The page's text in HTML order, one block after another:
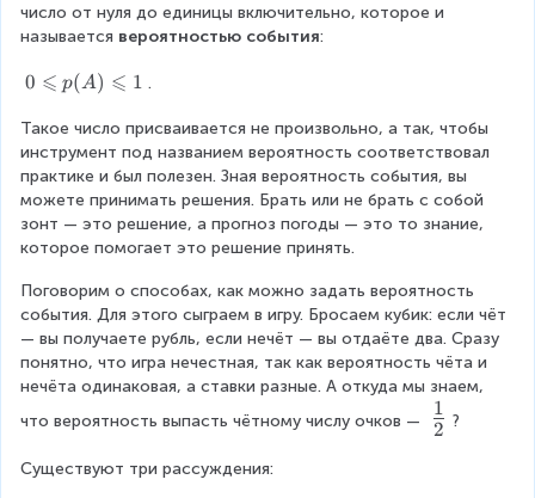
число от нуля до единицы включительно, которое и
называется вероятностью события:
0
le
q
sl
a
n
t
(
A
)
\
le
q
a
0 ⩽ p(A) ⩽ 1 .
Такое число присваивается не произвольно, а так, чтобы
инструмент под названием вероятность соответствовал
практике и был полезен. Зная вероятность события, вы
можете принимать решения. Брать или не брать с собой
зонт — это решение, а прогноз погоды — это то знание,
которое помогает это решение принять.
Поговорим о способах, как можно задать вероятность
события. Для этого сыграем в игру. Бросаем кубик: если чёт
— вы получаете рубль, если нечёт — вы отдаёте два. Сразу
понятно, что игра нечестная, так как вероятность чёта и
нечёта одинаковая, а ставки разные. А откуда мы знаем,
что вероятность выпасть чётному числу очков —
\
2
1 ?
Существуют три рассуждения: